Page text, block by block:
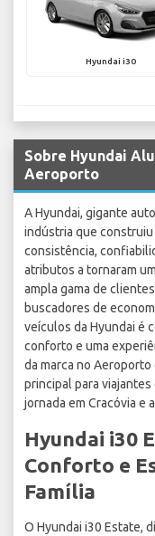
Hyundai i30
Sobre Hyundai
Aeroporto
A Hyundai, gigante
indústria que construiu
consistência,
atributos a tornaram
ampla gama de
buscadores de
veículos da Hyundai é
conforto e uma
da marca no Aeroporto
principal para viajantes
jornada em Cracóvia e
Hyundai i30
Conforto e
Família
O Hyundai i30 Estate,